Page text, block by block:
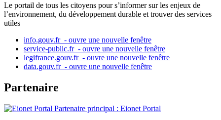
Le portail de tous les citoyens pour s’informer sur les enjeux de
l’environnement, du développement durable et trouver des services
utiles
info.gouv.fr - ouvre une nouvelle fenêtre
service-public.fr - ouvre une nouvelle fenêtre
legifrance.gouv.fr - ouvre une nouvelle fenêtre
data.gouv.fr - ouvre une nouvelle fenêtre
Partenaire
Partenaire principal : Eionet Portal